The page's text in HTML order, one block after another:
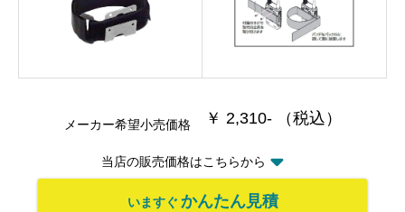
メーカー希望小売価格 ￥ 2,310- （税込）
当店の販売価格はこちらから
いますぐ かんたん見積